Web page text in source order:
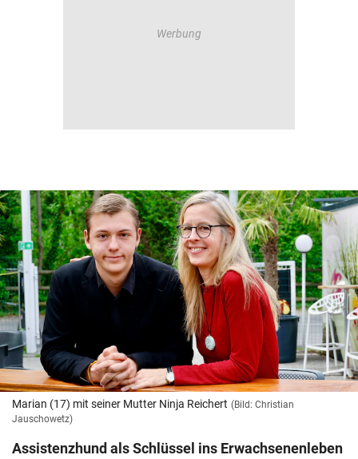
Marian (17) mit seiner Mutter Ninja Reichert (Bild: Christian
Jauschowetz)
Assistenzhund als Schlüssel ins Erwachsenenleben